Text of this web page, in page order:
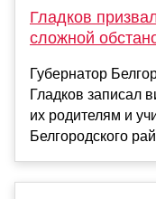
Гладков
сложной
Губернатор
Гладков записал
их родителям и
Белгородского